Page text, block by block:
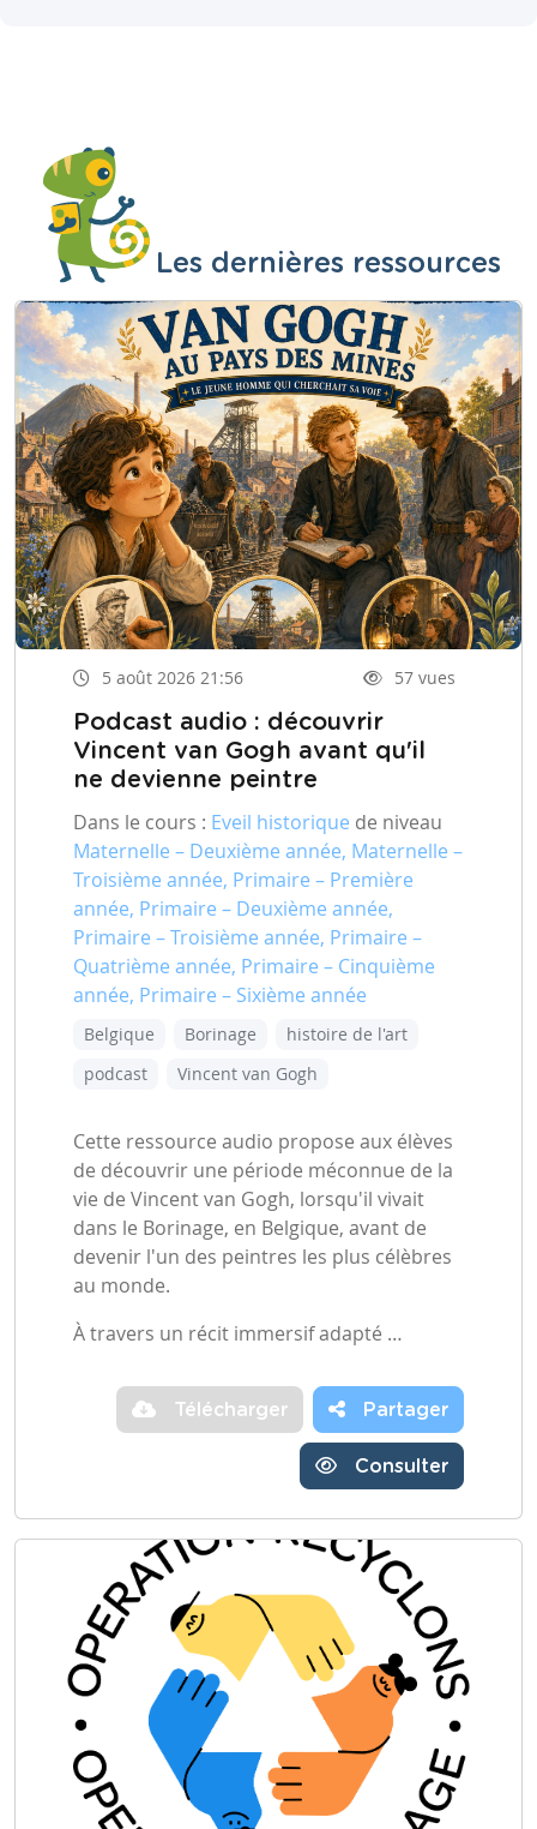
Les dernières ressources
5 août 2026 21:56 57 vues
Podcast audio : découvrir
Vincent van Gogh avant qu'il
ne devienne peintre
Dans le cours : Eveil historique de niveau
Maternelle – Deuxième année, Maternelle –
Troisième année, Primaire – Première
année, Primaire – Deuxième année,
Primaire – Troisième année, Primaire –
Quatrième année, Primaire – Cinquième
année, Primaire – Sixième année
Belgique Borinage
histoire de l'art
podcast
Vincent van Gogh
Cette ressource audio propose aux élèves
de découvrir une période méconnue de la
vie de Vincent van Gogh, lorsqu'il vivait
dans le Borinage, en Belgique, avant de
devenir l'un des peintres les plus célèbres
au monde.
À travers un récit immersif adapté …
Télécharger Partager
Consulter